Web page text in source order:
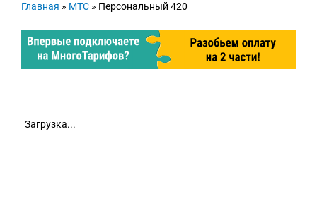
Главная » МТС » Персональный 420
Загрузка...